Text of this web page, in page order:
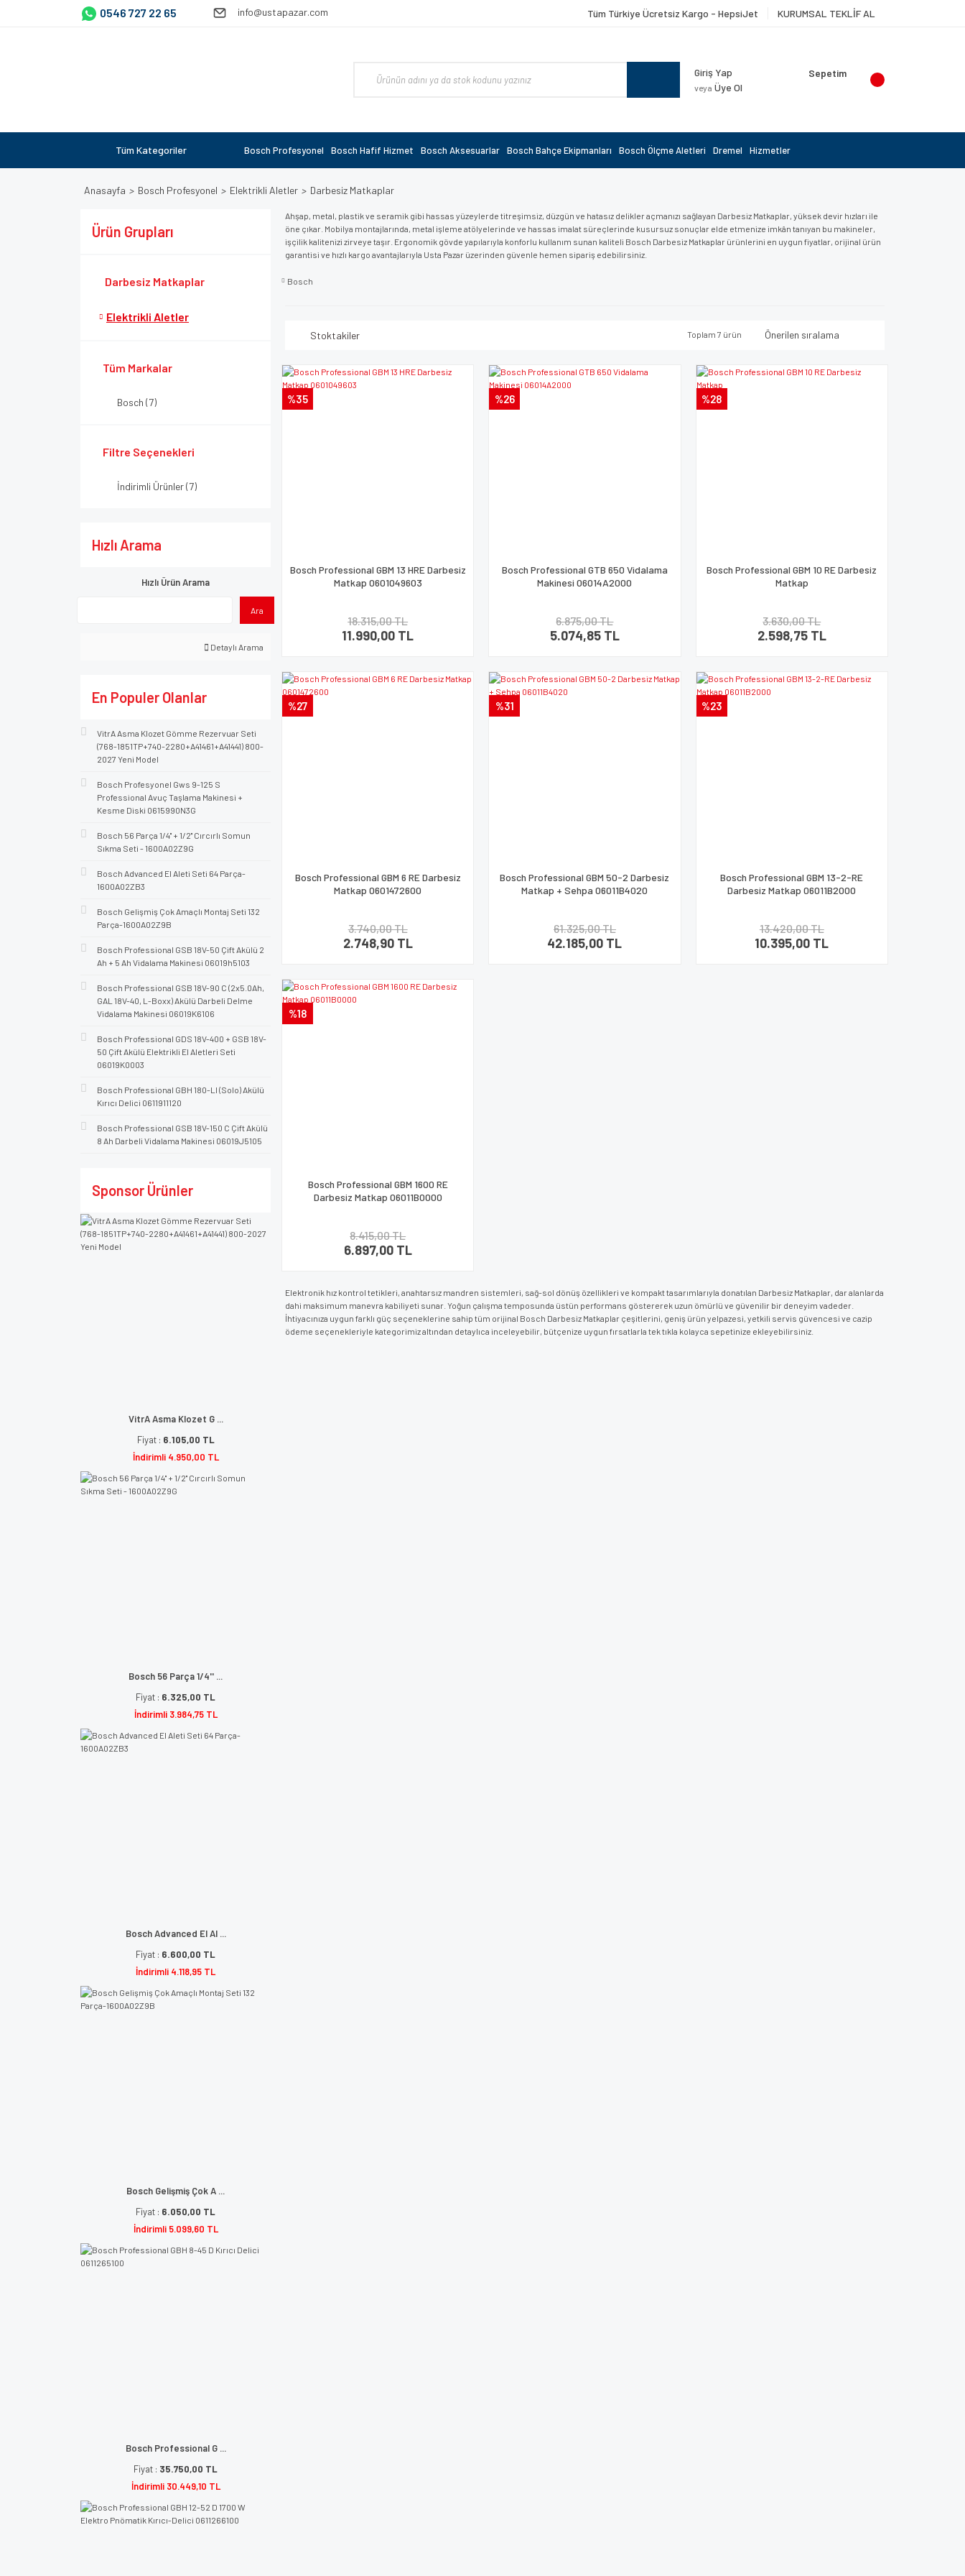
0546 727 22 65 info@ustapazar.com Tüm Türkiye Ücretsiz Kargo - HepsiJet KURUMSAL TEKLİF AL
Giriş Yap
veya Üye Ol
Sepetim
Tüm Kategoriler Bosch Profesyonel Bosch Hafif Hizmet Bosch Aksesuarlar Bosch Bahçe Ekipmanları Bosch Ölçme Aletleri Dremel Hizmetler
Anasayfa Bosch Profesyonel Elektrikli Aletler Darbesiz Matkaplar
Ürün Grupları
Darbesiz Matkaplar
Elektrikli Aletler
Tüm Markalar
Bosch (7)
Filtre Seçenekleri
İndirimli Ürünler (7)
Hızlı Arama
Hızlı Ürün Arama
Ara
Detaylı Arama
En Populer Olanlar
VitrA Asma Klozet Gömme Rezervuar Seti
(768-1851TP+740-2280+A41461+A41441) 800-
2027 Yeni Model
Bosch Profesyonel Gws 9-125 S
Professional Avuç Taşlama Makinesi +
Kesme Diski 0615990N3G
Bosch 56 Parça 1/4'' + 1/2'' Cırcırlı Somun
Sıkma Seti - 1600A02Z9G
Bosch Advanced El Aleti Seti 64 Parça-
1600A02ZB3
Bosch Gelişmiş Çok Amaçlı Montaj Seti 132
Parça-1600A02Z9B
Bosch Professional GSB 18V-50 Çift Akülü 2
Ah + 5 Ah Vidalama Makinesi 06019h5103
Bosch Professional GSB 18V-90 C (2x5.0Ah,
GAL 18V-40, L-Boxx) Akülü Darbeli Delme
Vidalama Makinesi 06019K6106
Bosch Professional GDS 18V-400 + GSB 18V-
50 Çift Akülü Elektrikli El Aletleri Seti
06019K0003
Bosch Professional GBH 180-LI (Solo) Akülü
Kırıcı Delici 0611911120
Bosch Professional GSB 18V-150 C Çift Akülü
8 Ah Darbeli Vidalama Makinesi 06019J5105
Sponsor Ürünler
VitrA Asma Klozet G ...
Fiyat : 6.105,00 TL
İndirimli 4.950,00 TL
Bosch 56 Parça 1/4'' ...
Fiyat : 6.325,00 TL
İndirimli 3.984,75 TL
Bosch Advanced El Al ...
Fiyat : 6.600,00 TL
İndirimli 4.118,95 TL
Bosch Gelişmiş Çok A ...
Fiyat : 6.050,00 TL
İndirimli 5.099,60 TL
Bosch Professional G ...
Fiyat : 35.750,00 TL
İndirimli 30.449,10 TL
Ahşap, metal, plastik ve seramik gibi hassas yüzeylerde titreşimsiz, düzgün ve hatasız delikler açmanızı sağlayan Darbesiz Matkaplar, yüksek devir hızları ile
öne çıkar. Mobilya montajlarında, metal işleme atölyelerinde ve hassas imalat süreçlerinde kusursuz sonuçlar elde etmenize imkân tanıyan bu makineler,
işçilik kalitenizi zirveye taşır. Ergonomik gövde yapılarıyla konforlu kullanım sunan kaliteli Bosch Darbesiz Matkaplar ürünlerini en uygun fiyatlar, orijinal ürün
garantisi ve hızlı kargo avantajlarıyla Usta Pazar üzerinden güvenle hemen sipariş edebilirsiniz.
Bosch
Stoktakiler Toplam 7 ürün
%35
Bosch Professional GBM 13 HRE Darbesiz
Matkap 0601049603
18.315,00 TL
11.990,00 TL
%26
Bosch Professional GTB 650 Vidalama
Makinesi 06014A2000
6.875,00 TL
5.074,85 TL
%28
Bosch Professional GBM 10 RE Darbesiz
Matkap
3.630,00 TL
2.598,75 TL
%27
Bosch Professional GBM 6 RE Darbesiz
Matkap 0601472600
3.740,00 TL
2.748,90 TL
%31
Bosch Professional GBM 50-2 Darbesiz
Matkap + Sehpa 06011B4020
61.325,00 TL
42.185,00 TL
%23
Bosch Professional GBM 13-2-RE
Darbesiz Matkap 06011B2000
13.420,00 TL
10.395,00 TL
%18
Bosch Professional GBM 1600 RE
Darbesiz Matkap 06011B0000
8.415,00 TL
6.897,00 TL
Elektronik hız kontrol tetikleri, anahtarsız mandren sistemleri, sağ-sol dönüş özellikleri ve kompakt tasarımlarıyla donatılan Darbesiz Matkaplar, dar alanlarda
dahi maksimum manevra kabiliyeti sunar. Yoğun çalışma temposunda üstün performans göstererek uzun ömürlü ve güvenilir bir deneyim vadeder.
İhtiyacınıza uygun farklı güç seçeneklerine sahip tüm orijinal Bosch Darbesiz Matkaplar çeşitlerini, geniş ürün yelpazesi, yetkili servis güvencesi ve cazip
ödeme seçenekleriyle kategorimiz altından detaylıca inceleyebilir, bütçenize uygun fırsatlarla tek tıkla kolayca sepetinize ekleyebilirsiniz.